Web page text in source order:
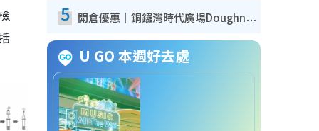
5 開倉優惠｜銅鑼灣時代廣場Doughnut/Campo Marzio開倉低至1折！背囊、書包、手袋劈價$200起
U GO 本週好去處